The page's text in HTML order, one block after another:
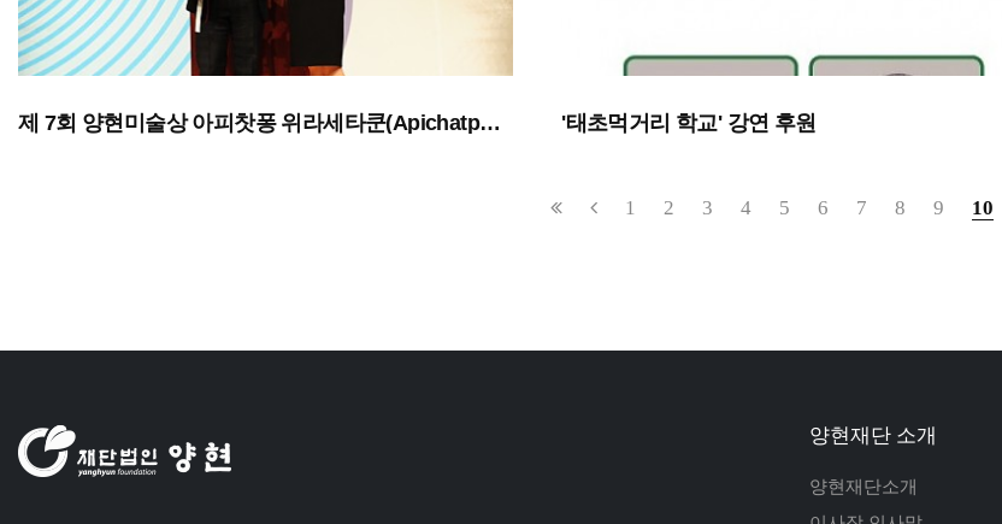
제 7회 양현미술상 아피찻퐁 위라세타쿤(Apichatpong Weerasethakul) 수상 '태초먹거리 학교' 강연 후원
1 2 3 4 5 6 7 8 9 10
양현재단 소개
양현재단소개